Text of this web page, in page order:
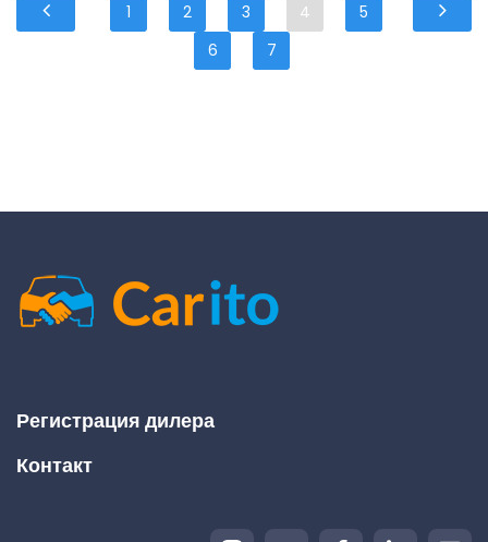
1 2 3 4
5
6
7
Регистрация дилера
Контакт